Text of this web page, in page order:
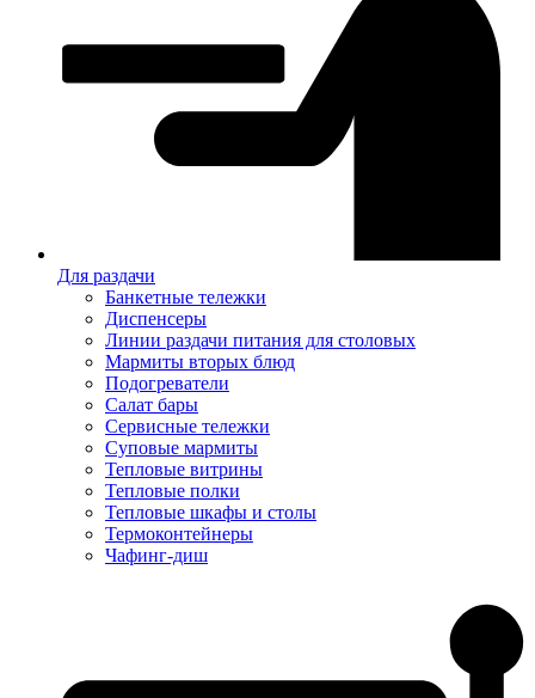
Для раздачи
Банкетные тележки
Диспенсеры
Линии раздачи питания для столовых
Мармиты вторых блюд
Подогреватели
Салат бары
Сервисные тележки
Суповые мармиты
Тепловые витрины
Тепловые полки
Тепловые шкафы и столы
Термоконтейнеры
Чафинг-диш